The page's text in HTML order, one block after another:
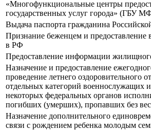
«Многофункциональные центры
государственных услуг города» (ГБУ
Выдача паспорта гражданина
Признание беженцем и предоставление
в РФ
Предоставление информации
Назначение и предоставление
проведение летнего оздоровительного
отдельных категорий военнослужащих
некоторых федеральных органов
погибших (умерших), пропавших без
Назначение дополнительного
связи с рождением ребенка молодым